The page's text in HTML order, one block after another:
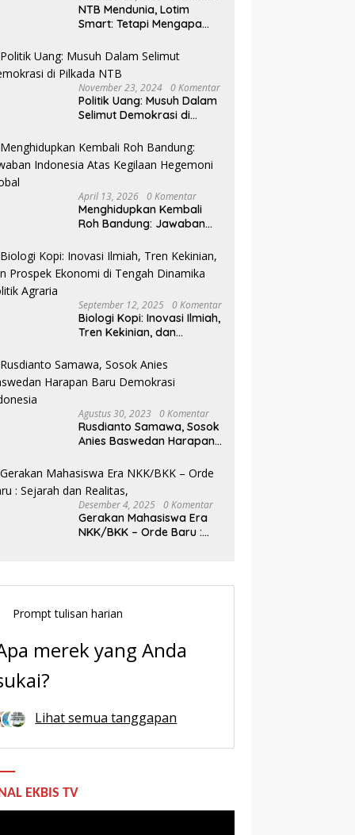
NTB Mendunia, Lotim
Smart: Tetapi Mengapa
Teratasi?
November 23, 2024 0 Komentar
Politik Uang: Musuh Dalam
Selimut Demokrasi di
April 13, 2026 0 Komentar
Menghidupkan Kembali
Roh Bandung: Jawaban
Hegemoni Global
September 12, 2025 0 Komentar
Biologi Kopi: Inovasi Ilmiah,
Tren Kekinian, dan
Tengah Dinamika Politik
Agraria
Agustus 30, 2023 0 Komentar
Rusdianto Samawa, Sosok
Anies Baswedan Harapan
Desember 4, 2025 0 Komentar
Gerakan Mahasiswa Era
NKK/BKK – Orde Baru :
Prompt tulisan harian
merek yang Anda
Lihat semua tanggapan
EKBIS TV